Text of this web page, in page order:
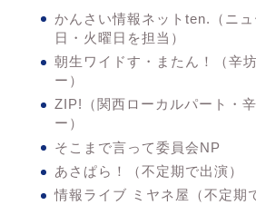
かんさい情報ネットten.（ニ
日・火曜日を担当）
朝生ワイドす・またん！（辛
ー）
ZIP!（関西ローカルパート・
ー）
そこまで言って委員会NP
あさぱら！（不定期で出演）
情報ライブ ミヤネ屋（不定期